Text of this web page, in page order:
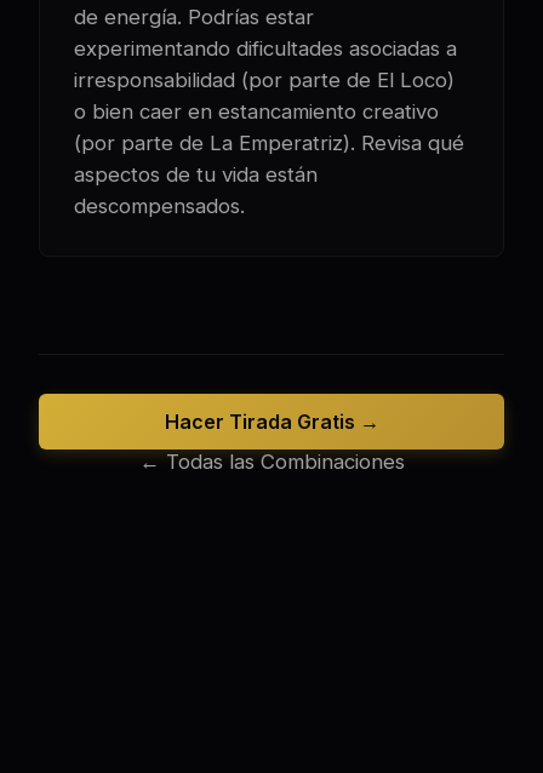
de energía. Podrías estar
experimentando dificultades asociadas a
irresponsabilidad (por parte de El Loco)
o bien caer en estancamiento creativo
(por parte de La Emperatriz). Revisa qué
aspectos de tu vida están
descompensados.
← Todas las Combinaciones
Hacer Tirada Gratis →